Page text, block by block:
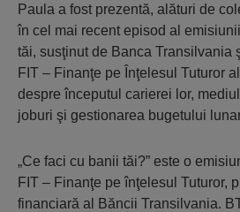
Paula a fost prezentă, alături de
în cel mai recent episod al
tăi, susţinut de Banca Transilvania
FIT – Finanţe pe Înţelesul Tuturor
despre începutul carierei lor,
joburi şi gestionarea bugetului
„Ce faci cu banii tăi?” este o
FIT – Finanţe pe înţelesul Tuturor,
financiară al Băncii Transilvania.